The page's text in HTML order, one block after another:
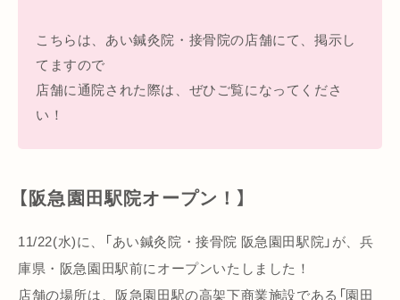
こちらは、あい鍼灸院・接骨院の店舗にて、掲示し
てますので
店舗に通院された際は、ぜひご覧になってくださ
い！
【阪急園田駅院オープン！】
11/22(水)に、「あい鍼灸院・接骨院 阪急園田駅院」が、兵
庫県・阪急園田駅前にオープンいたしました！
店舗の場所は、阪急園田駅の高架下商業施設である「園田